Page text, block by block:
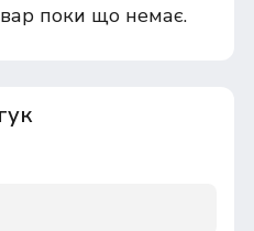
поки що немає.